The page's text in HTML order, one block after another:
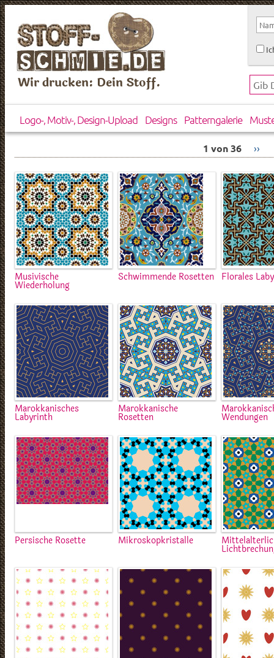
Wir drucken: Dein Stoff.
Logo-, Motiv-, Design-Upload Designs Patterngalerie
1 von 36 ››
Musivische
Wiederholung
Schwimmende Rosetten Florales
Marokkanisches
Labyrinth
Marokkanische
Rosetten Wendungen
Persische Rosette Mikroskopkristalle